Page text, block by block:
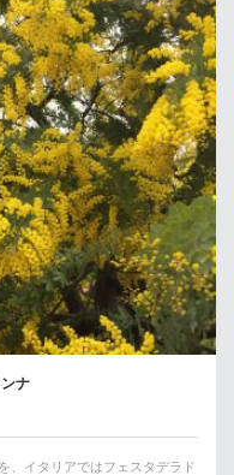
ナ
、イタリアではフェスタデラド